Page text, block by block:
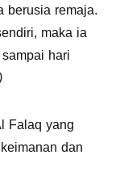
berusia remaja.
maka ia
hari
Falaq yang
dan